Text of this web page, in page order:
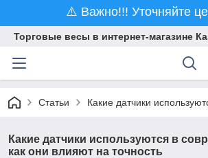
⚠️ Важно!!! Уточняйте
Торговые весы в интернет-магазине
Статьи Какие датчики
Какие датчики используются в
как они влияют на точность